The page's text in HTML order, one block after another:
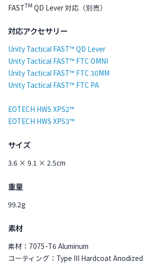
FASTTM QD Lever 対応（別売）
対応アクセサリー
Unity Tactical FAST™ QD Lever
Unity Tactical FAST™ FTC OMNI
Unity Tactical FAST™ FTC 30MM
Unity Tactical FAST™ FTC PA
EOTECH HWS XPS2™
EOTECH HWS XPS3™
サイズ
3.6 × 9.1 × 2.5cm
重量
99.2g
素材
素材：7075-T6 Aluminum
コーティング：Type III Hardcoat Anodized